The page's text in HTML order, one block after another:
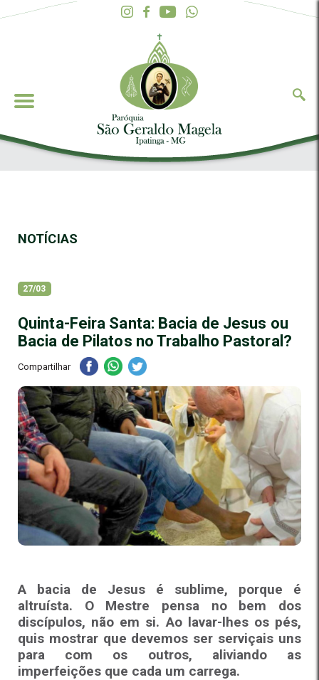
NOTÍCIAS
27/03
Quinta-Feira Santa: Bacia de Jesus ou
Bacia de Pilatos no Trabalho Pastoral?
Compartilhar
A bacia de Jesus é sublime, porque é
altruísta. O Mestre pensa no bem dos
discípulos, não em si. Ao lavar-lhes os pés,
quis mostrar que devemos ser serviçais uns
para com os outros, aliviando as
imperfeições que cada um carrega.